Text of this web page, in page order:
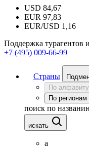
USD 84,67
EUR 97,83
EUR/USD 1,16
Поддержка турагентов
+7 (495) 009-66-99
Страны
По алфавиту
По регионам
поиск по
искать
а